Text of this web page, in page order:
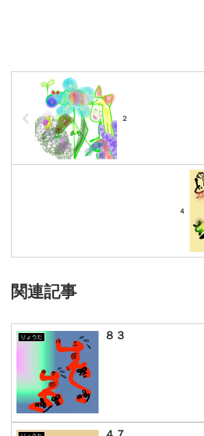
２
４
関連記事
りょうた ８３